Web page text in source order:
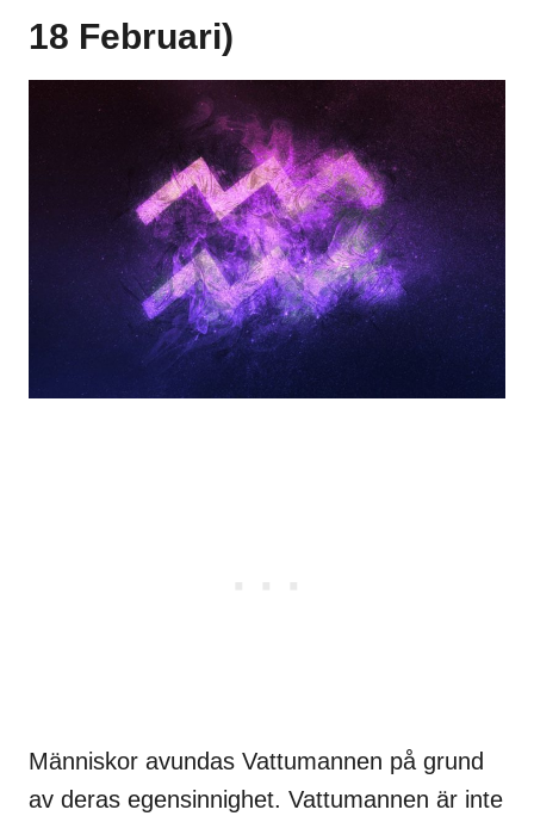
18 Februari)
Människor avundas Vattumannen på grund
av deras egensinnighet. Vattumannen är inte